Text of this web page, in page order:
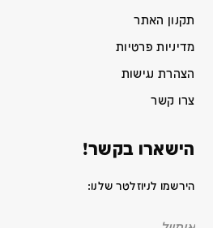
תקנון האתר
מדיניות פרטיות
הצהרת נגישות
צרו קשר
הישארו בקשר!
הירשמו לניוזלטר שלנו: